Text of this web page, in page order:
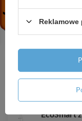
AX
cięgłem,
AX
/
HG Pulsify
EcoSmart